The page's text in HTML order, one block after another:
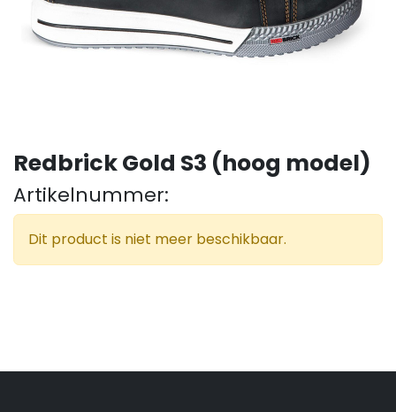
Redbrick Gold S3 (hoog model)
Artikelnummer:
Dit product is niet meer beschikbaar.